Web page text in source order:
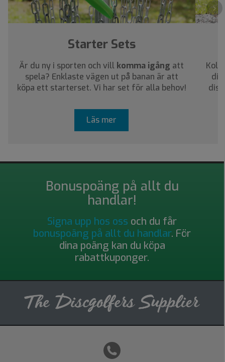
›
Starter Sets
Är du ny i sporten och vill komma igång att
spela? Enklaste vägen ut på banan är att
köpa ett starterset. Vi har set för alla behov!
Läs mer
Bonuspoäng på allt du
handlar!
Signa upp hos oss och du får
bonuspoäng på allt du handlar. För
dina poäng kan du köpa
rabattkuponger.